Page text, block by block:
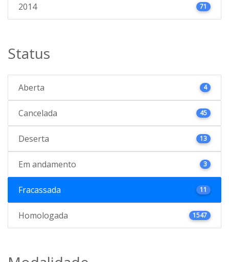
2014 71
Status
Aberta 4
Cancelada 45
Deserta 13
Em andamento 3
Fracassada 11
Homologada 1547